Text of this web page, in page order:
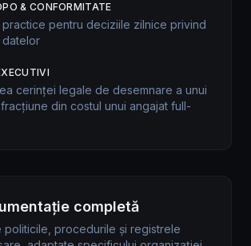
& CONFORMITATE
practice pentru deciziile zilnice privind
cerinței legale de desemnare a unui
din costul unui angajat full-
completă
politicile, procedurile și registrele